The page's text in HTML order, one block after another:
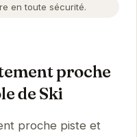
en toute sécurité.
proche
de Ski
proche piste et